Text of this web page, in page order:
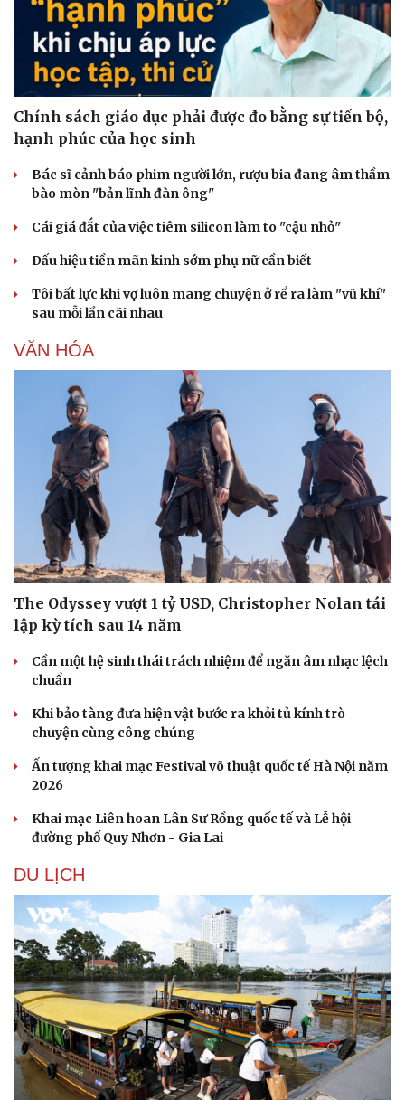
Sức khỏe
Dinh dưỡng - món ngon
Cây thuốc
Sản phụ khoa
Nam khoa
Làm đẹp - giảm cân
Ăn sạch sống khỏe
Đời sống
Blog
Chính sách giáo dục phải được đo bằng sự tiến bộ,
hạnh phúc của học sinh
Bác sĩ cảnh báo phim người lớn, rượu bia đang âm thầm
bào mòn "bản lĩnh đàn ông"
Cái giá đắt của việc tiêm silicon làm to "cậu nhỏ"
Dấu hiệu tiền mãn kinh sớm phụ nữ cần biết
Tôi bất lực khi vợ luôn mang chuyện ở rể ra làm "vũ khí"
sau mỗi lần cãi nhau
VĂN HÓA
The Odyssey vượt 1 tỷ USD, Christopher Nolan tái
lập kỳ tích sau 14 năm
Cần một hệ sinh thái trách nhiệm để ngăn âm nhạc lệch
chuẩn
Khi bảo tàng đưa hiện vật bước ra khỏi tủ kính trò
chuyện cùng công chúng
Ấn tượng khai mạc Festival võ thuật quốc tế Hà Nội năm
2026
Khai mạc Liên hoan Lân Sư Rồng quốc tế và Lễ hội
đường phố Quy Nhơn - Gia Lai
DU LỊCH